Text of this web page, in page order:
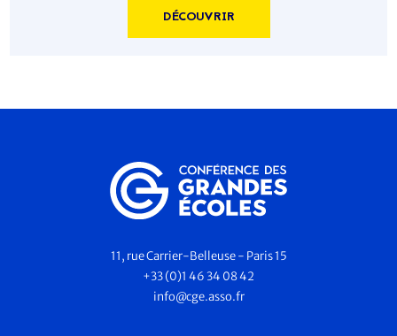
DÉCOUVRIR
11, rue Carrier-Belleuse - Paris 15
+33 (0)1 46 34 08 42
info@cge.asso.fr